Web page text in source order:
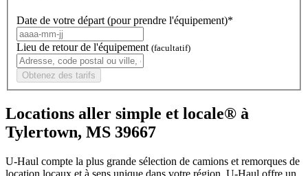
Date de votre départ (pour prendre l'équipement)*
Lieu de retour de l'équipement (facultatif)
Obtenez des tarifs
Locations aller simple et locale® à
Tylertown, MS 39667
U-Haul compte la plus grande sélection de camions et remorques de
location locaux et à sens unique dans votre région. U-Haul offre un